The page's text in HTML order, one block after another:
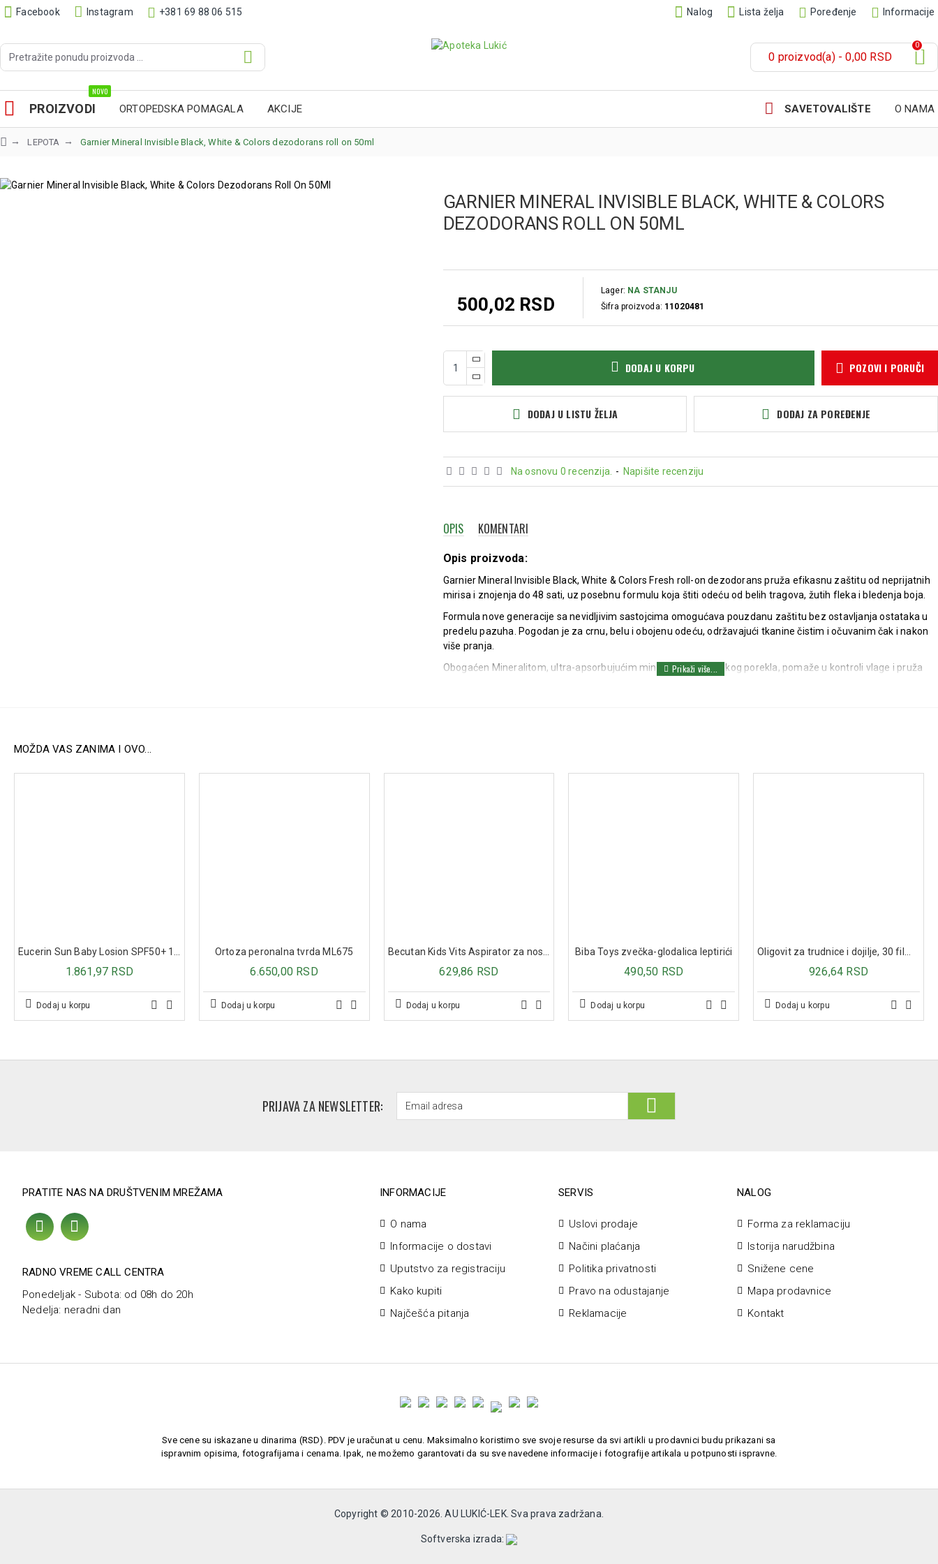
Facebook Instagram +381 69 88 06 515 Nalog Lista želja Poređenje Informacije
0 proizvod(a) - 0,00 RSD
0
PROIZVODI
NOVO
ORTOPEDSKA POMAGALA AKCIJE SAVETOVALIŠTE O NAMA
LEPOTA Garnier Mineral Invisible Black, White & Colors dezodorans roll on 50ml
GARNIER MINERAL INVISIBLE BLACK, WHITE & COLORS
DEZODORANS ROLL ON 50ML
Na osnovu 0 recenzija. - Napišite recenziju
500,02 RSD
Lager: NA STANJU
Šifra proizvoda: 11020481
DODAJ U KORPU POZOVI I PORUČI
DODAJ U LISTU ŽELJA DODAJ ZA POREĐENJE
OPIS KOMENTARI
Opis proizvoda:
Garnier Mineral Invisible Black, White & Colors Fresh roll-on dezodorans pruža efikasnu zaštitu od neprijatnih
mirisa i znojenja do 48 sati, uz posebnu formulu koja štiti odeću od belih tragova, žutih fleka i bledenja boja.
Formula nove generacije sa nevidljivim sastojcima omogućava pouzdanu zaštitu bez ostavljanja ostataka u
predelu pazuha. Pogodan je za crnu, belu i obojenu odeću, održavajući tkanine čistim i očuvanim čak i nakon
više pranja.
Obogaćen Mineralitom, ultra-apsorbujućim mineralom vulkanskog porekla, pomaže u kontroli vlage i pruža
MOŽDA VAS ZANIMA I OVO...
1.861,97 RSD
Dodaj u korpu
Ortoza peronalna tvrda ML675
6.650,00 RSD
Dodaj u korpu
629,86 RSD
Dodaj u korpu
Biba Toys zvečka-glodalica leptirići
490,50 RSD
Dodaj u korpu
926,64 RSD
Dodaj u korpu
PRIJAVA ZA NEWSLETTER:
PRATITE NAS NA DRUŠTVENIM MREŽAMA
RADNO VREME CALL CENTRA
Ponedeljak - Subota: od 08h do 20h
Nedelja: neradni dan
INFORMACIJE
O nama
Informacije o dostavi
Uputstvo za registraciju
Kako kupiti
Najčešća pitanja
SERVIS
Uslovi prodaje
Načini plaćanja
Politika privatnosti
Pravo na odustajanje
Reklamacije
NALOG
Forma za reklamaciju
Istorija narudžbina
Snižene cene
Mapa prodavnice
Kontakt
Sve cene su iskazane u dinarima (RSD). PDV je uračunat u cenu. Maksimalno koristimo sve svoje resurse da svi artikli u prodavnici budu prikazani sa
ispravnim opisima, fotografijama i cenama. Ipak, ne možemo garantovati da su sve navedene informacije i fotografije artikala u potpunosti ispravne.
Copyright © 2010-2026. AU LUKIĆ-LEK. Sva prava zadržana.
Softverska izrada: